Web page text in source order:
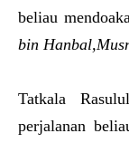
beliau
bin
Tatkala
perjalanan